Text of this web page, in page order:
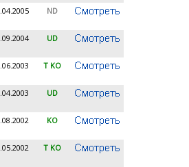
ND
UD
T KO
UD
KO
T KO